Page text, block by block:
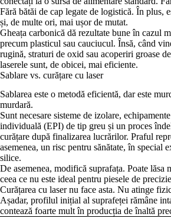
Fără bătăi de cap legate de logistică. În plus,
și, de multe ori, mai ușor de mutat.
Gheața carbonică dă rezultate bune în cazul
precum plasticul sau cauciucul. Însă, când
rugină, straturi de oxid sau acoperiri groase
laserele sunt, de obicei, mai eficiente.
Sablare vs. curățare cu laser
Sablarea este o metodă eficientă, dar este
murdară.
Sunt necesare sisteme de izolare,
individuală (EPI) de tip greu și un proces
curățare după finalizarea lucrărilor. Praful
asemenea, un risc pentru sănătate, în special
silice.
De asemenea, modifică suprafața. Poate lăsa
ceea ce nu este ideal pentru piesele de
Curățarea cu laser nu face asta. Nu atinge
Așadar, profilul inițial al suprafeței rămâne
contează foarte mult în producția de înaltă